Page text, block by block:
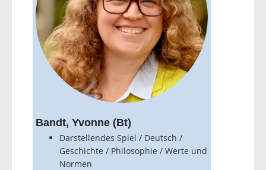
Bandt, Yvonne (Bt)
Darstellendes Spiel / Deutsch /
Geschichte / Philosophie / Werte und
Normen